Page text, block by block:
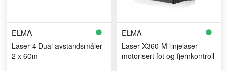
ELMA
Laser 4 Dual avstandsmåler
2 x 60m
ELMA
Laser X360-M linjelaser
motorisert fot og fjernkontroll